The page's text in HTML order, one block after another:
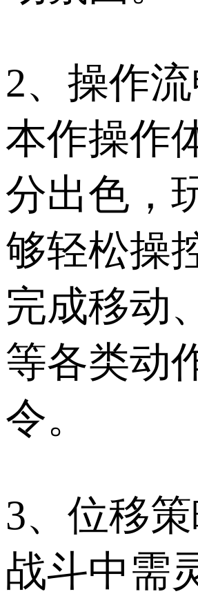
2、操作流
本作操作
分出色，
够轻松操
完成移动
等各类动
令。
3、位移策
战斗中需